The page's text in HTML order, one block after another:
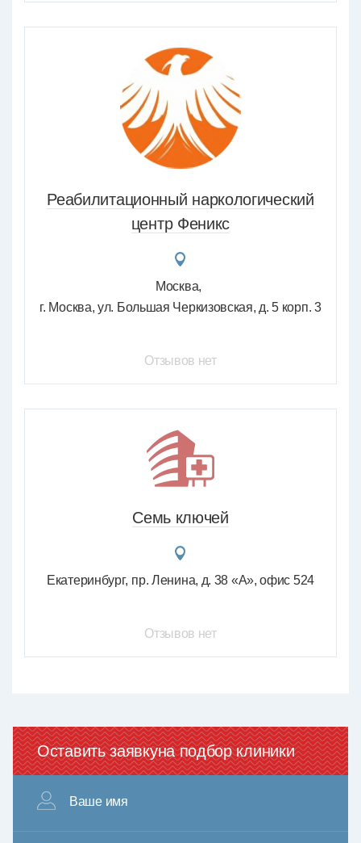
Реабилитационный наркологический
центр Феникс
Москва
г. Москва, ул. Большая Черкизовская, д. 5 корп. 3
Отзывов нет
Семь ключей
Екатеринбург пр. Ленина, д. 38 «А», офис 524
Отзывов нет
Оставить заявкуна подбор клиники
Ваше имя